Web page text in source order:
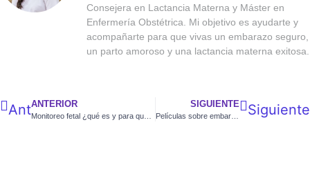
Consejera en Lactancia Materna y Máster en
Enfermería Obstétrica. Mi objetivo es ayudarte y
acompañarte para que vivas un embarazo seguro,
un parto amoroso y una lactancia materna exitosa.
AntANTERIOR
Monitoreo fetal ¿qué es y para qué sirve?
SIGUIENTE
Películas sobre embarazo que debes ver Siguiente